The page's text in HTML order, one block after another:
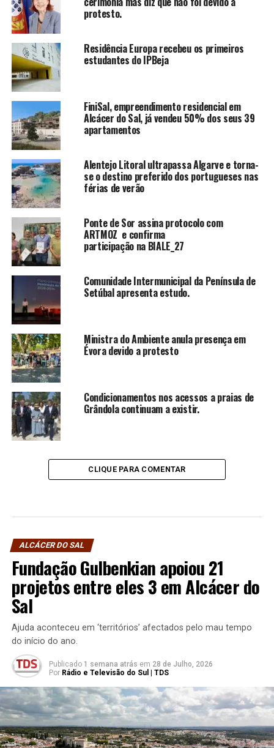
protesto.
Residência Europa recebeu os primeiros
estudantes do IPBeja
FiniSal, empreendimento residencial em
Alcácer do Sal, já vendeu 50% dos seus 39
apartamentos
Alentejo Litoral ultrapassa Algarve e torna-
se o destino preferido dos portugueses nas
férias de verão
Ponte de Sor assina protocolo com
ARTMOZ e confirma
participação na BIALE_27
Comunidade Intermunicipal da Península de
Setúbal apresenta estudo.
Ministra do Ambiente anula presença em
Évora devido a protesto
Condicionamentos nos acessos a praias de
Grândola continuam a existir.
CLIQUE PARA COMENTAR
ALCÁCER DO SAL
Fundação Gulbenkian apoiou 21
projetos entre eles 3 em Alcácer do
Sal
Ajuda aconteceu em ‘territórios’ afectados pelo mau tempo
do início do ano.
Publicado 1 semana atrás em 28 de Julho, 2026
Por Rádio e Televisão do Sul | TDS